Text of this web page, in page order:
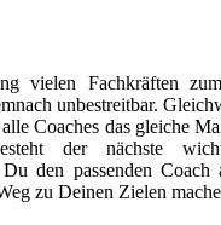
vielen Fachkräften
unbestreitbar.
Coaches das gleiche
der nächste
den passenden Coach
zu Deinen Zielen